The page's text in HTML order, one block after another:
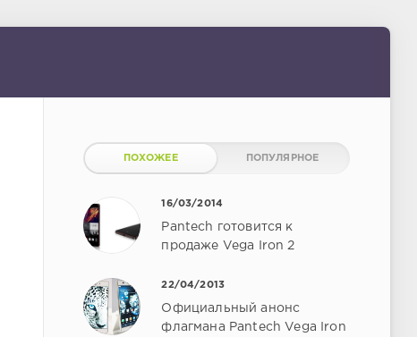
ПОХОЖЕЕ ПОПУЛЯРНОЕ
16/03/2014
Pantech готовится к
продаже Vega Iron 2
22/04/2013
Официальный анонс
флагмана Pantech Vega Iron